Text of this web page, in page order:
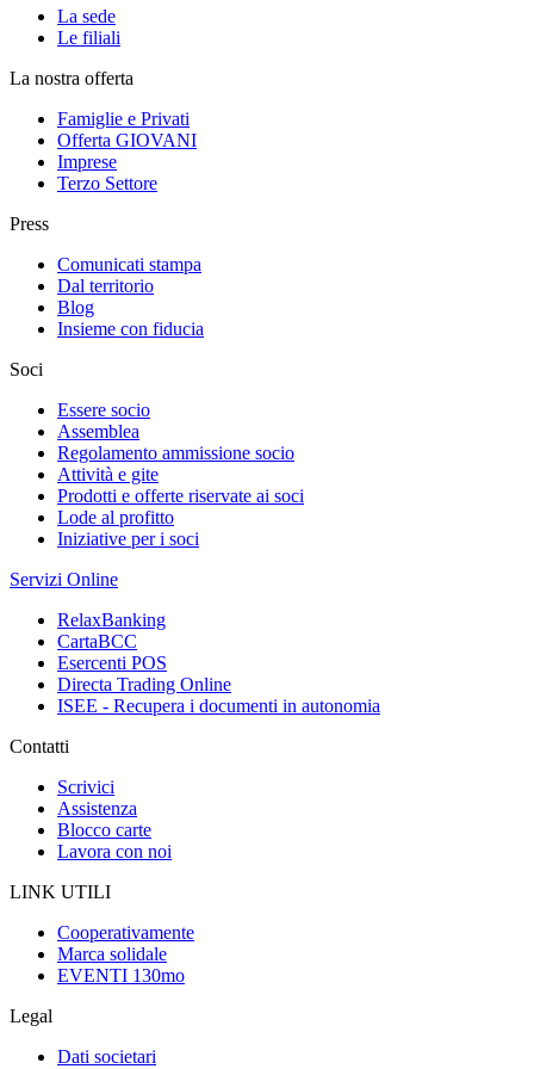
La sede
Le filiali
La nostra offerta
Famiglie e Privati
Offerta GIOVANI
Imprese
Terzo Settore
Press
Comunicati stampa
Dal territorio
Blog
Insieme con fiducia
Soci
Essere socio
Assemblea
Regolamento ammissione socio
Attività e gite
Prodotti e offerte riservate ai soci
Lode al profitto
Iniziative per i soci
Servizi Online
RelaxBanking
CartaBCC
Esercenti POS
Directa Trading Online
ISEE - Recupera i documenti in autonomia
Contatti
Scrivici
Assistenza
Blocco carte
Lavora con noi
LINK UTILI
Cooperativamente
Marca solidale
EVENTI 130mo
Legal
Dati societari